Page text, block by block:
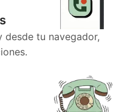
desde tu navegador,